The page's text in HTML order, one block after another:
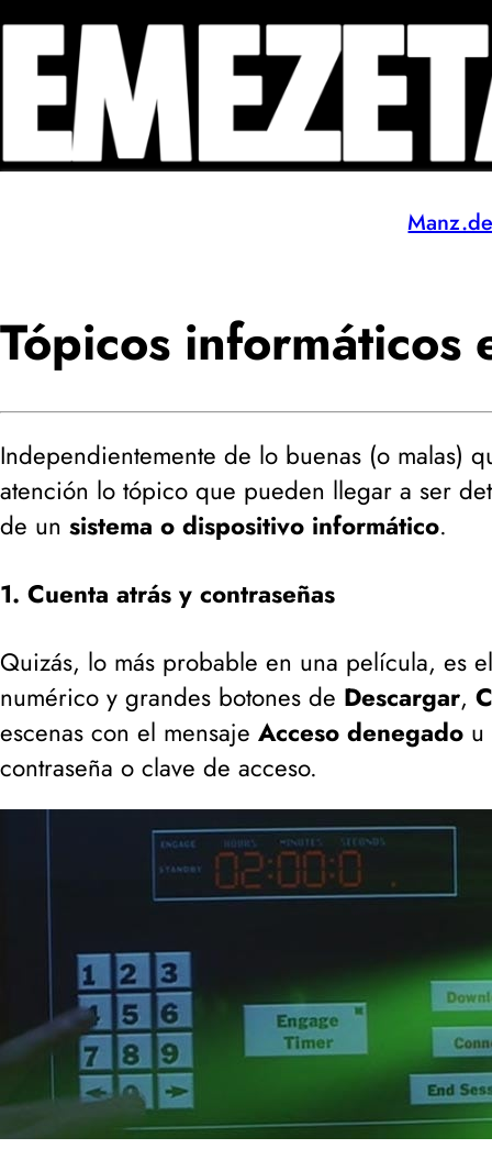
Tópicos informáticos
Independientemente de lo buenas (o malas)
atención lo tópico que pueden llegar a ser
de un sistema o dispositivo informático.
1. Cuenta atrás y contraseñas
Quizás, lo más probable en una película, es
numérico y grandes botones de Descargar,
escenas con el mensaje Acceso denegado u
contraseña o clave de acceso.